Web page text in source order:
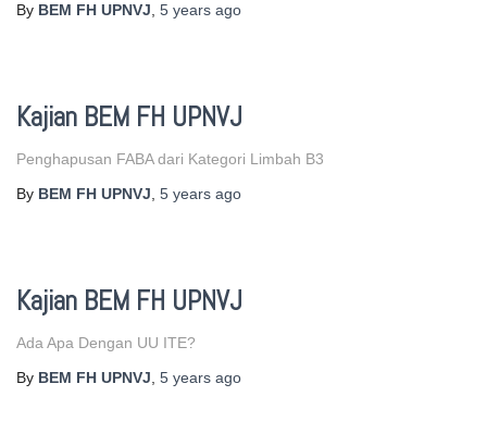
By BEM FH UPNVJ 5 years ago
Kajian BEM FH UPNVJ
Penghapusan FABA dari Kategori Limbah B3
By BEM FH UPNVJ 5 years ago
Kajian BEM FH UPNVJ
Ada Apa Dengan UU ITE?
By BEM FH UPNVJ 5 years ago